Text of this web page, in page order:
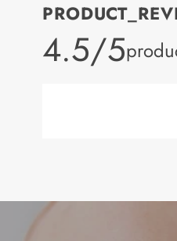
4.5/5